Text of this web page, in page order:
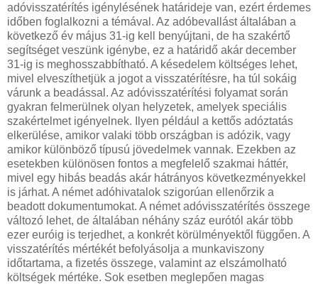
adóvisszatérítés igénylésének határideje van, ezért érdemes
időben foglalkozni a témával. Az adóbevallást általában a
következő év május 31-ig kell benyújtani, de ha szakértő
segítséget veszünk igénybe, ez a határidő akár december
31-ig is meghosszabbítható. A késedelem költséges lehet,
mivel elveszíthetjük a jogot a visszatérítésre, ha túl sokáig
várunk a beadással. Az adóvisszatérítési folyamat során
gyakran felmerülnek olyan helyzetek, amelyek speciális
szakértelmet igényelnek. Ilyen például a kettős adóztatás
elkerülése, amikor valaki több országban is adózik, vagy
amikor különböző típusú jövedelmek vannak. Ezekben az
esetekben különösen fontos a megfelelő szakmai háttér,
mivel egy hibás beadás akár hátrányos következményekkel
is járhat. A német adóhivatalok szigorúan ellenőrzik a
beadott dokumentumokat. A német adóvisszatérítés összege
változó lehet, de általában néhány száz eurótól akár több
ezer euróig is terjedhet, a konkrét körülményektől függően. A
visszatérítés mértékét befolyásolja a munkaviszony
időtartama, a fizetés összege, valamint az elszámolható
költségek mértéke. Sok esetben meglepően magas